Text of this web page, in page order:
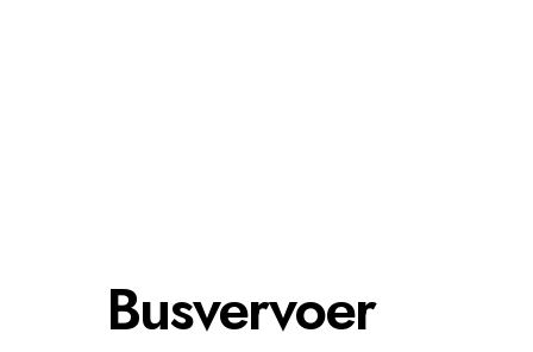
Busvervoer